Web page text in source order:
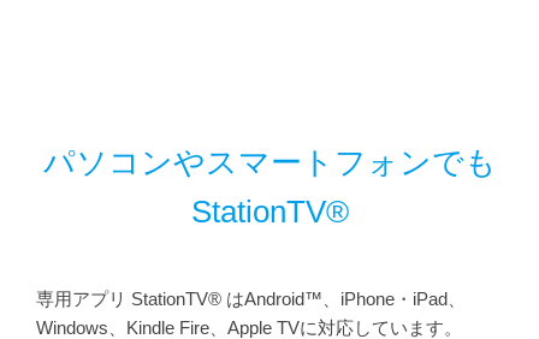
パソコンやスマートフォンでも
StationTV®
専用アプリ StationTV® はAndroid™、iPhone・iPad、
Windows、Kindle Fire、Apple TVに対応しています。